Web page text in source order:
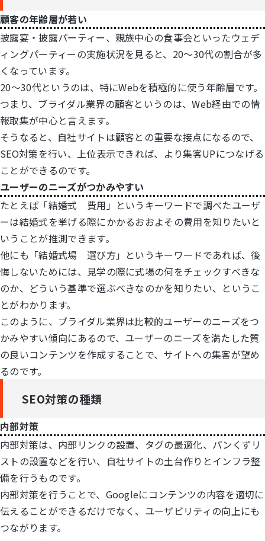
顧客の年齢層が若い
披露宴・披露パーティー、親族中心の食事会といったウェデ
ィングパーティーの実施状況を見ると、20～30代の割合が多
くなっています。
20～30代というのは、特にWebを積極的に使う年齢層です。
つまり、ブライダル業界の顧客というのは、Web経由での情
報取集が中心と言えます。
そうなると、自社サイトは顧客との重要な接点になるので、
SEO対策を行い、上位表示できれば、より集客UPにつなげる
ことができるのです。
ユーザーのニーズがつかみやすい
たとえば「結婚式 費用」というキーワードで調べたユーザ
ーは結婚式を挙げる際にかかるおおよその費用を知りたいと
いうことが推測できます。
他にも「結婚式場 選び方」というキーワードであれば、後
悔しないためには、見学の際に式場の何をチェックすべきな
のか、どういう基準で選ぶべきなのかを知りたい、というこ
とがわかります。
このように、ブライダル業界は比較的ユーザーのニーズをつ
かみやすい傾向にあるので、ユーザーのニーズを満たした質
の良いコンテンツを作成することで、サイトへの集客が望め
るのです。
SEO対策の種類
内部対策
内部対策は、内部リンクの設置、タグの最適化、パンくずリ
ストの設置などを行い、自社サイトの土台作りとインフラ整
備を行うものです。
内部対策を行うことで、Googleにコンテンツの内容を適切に
伝えることができるだけでなく、ユーザビリティの向上にも
つながります。